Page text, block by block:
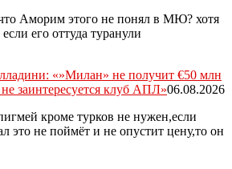
Аморим этого не понял в МЮ? хотя
его оттуда туранули
«»Милан» не получит €50 млн
заинтересуется клуб АПЛ»06.08.2026
кроме турков не нужен,если
это не поймёт и не опустит цену,то он